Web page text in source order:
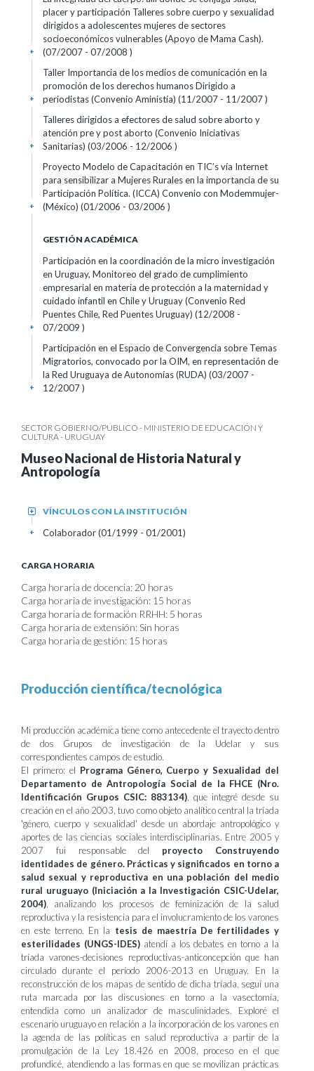
placer y participación Talleres sobre cuerpo y sexualidad
dirigidos a adolescentes mujeres de sectores
socioeconómicos vulnerables (Apoyo de Mama Cash).
(07/2007 - 07/2008 )
+
Taller Importancia de los medios de comunicación en la
promoción de los derechos humanos Dirigido a
periodistas (Convenio Aministía) (11/2007 - 11/2007 )
+
Talleres dirigidos a efectores de salud sobre aborto y
atención pre y post aborto (Convenio Iniciativas
Sanitarias) (03/2006 - 12/2006 )
+
Proyecto Modelo de Capacitación en TIC’s vía Internet
para sensibilizar a Mujeres Rurales en la importancia de su
Participación Política. (ICCA) Convenio con Modemmujer-
(México) (01/2006 - 03/2006 )
+
GESTIÓN ACADÉMICA
Participación en la coordinación de la micro investigación
en Uruguay, Monitoreo del grado de cumplimiento
empresarial en materia de protección a la maternidad y
cuidado infantil en Chile y Uruguay (Convenio Red
Puentes Chile, Red Puentes Uruguay) (12/2008 -
07/2009 )
+
Participación en el Espacio de Convergencia sobre Temas
Migratorios, convocado por la OIM, en representación de
la Red Uruguaya de Autonomías (RUDA) (03/2007 -
12/2007 )
+
SECTOR GOBIERNO/PÚBLICO - MINISTERIO DE EDUCACIÓN Y
CULTURA - URUGUAY
Museo Nacional de Historia Natural y
Antropología
VÍNCULOS CON LA INSTITUCIÓN
+
Colaborador (01/1999 - 01/2001)
+
CARGA HORARIA
Carga horaria de docencia: 20 horas
Carga horaria de investigación: 15 horas
Carga horaria de formación RRHH: 5 horas
Carga horaria de extensión: Sin horas
Carga horaria de gestión: 15 horas
Producción científica/tecnológica
Mi producción académica tiene como antecedente el trayecto dentro
de dos Grupos de investigación de la Udelar y sus
correspondientes campos de estudio.
El primero: el Programa Género, Cuerpo y Sexualidad del
Departamento de Antropología Social de la FHCE (Nro.
Identificación Grupos CSIC: 883134) , que integré desde su
creación en el año 2003, tuvo como objeto analítico central la tríada
'género, cuerpo y sexualidad' desde un abordaje antropológico y
aportes de las ciencias sociales interdisciplinarias. Entre 2005 y
2007 fui responsable del proyecto Construyendo
identidades de género. Prácticas y significados en torno a
salud sexual y reproductiva en una población del medio
rural uruguayo (Iniciación a la Investigación CSIC-Udelar,
2004) , analizando los procesos de feminización de la salud
reproductiva y la resistencia para el involucramiento de los varones
en este terreno. En la tesis de maestría De fertilidades y
esterilidades (UNGS-IDES) atendí a los debates en torno a la
tríada varones-decisiones reproductivas-anticoncepción que han
circulado durante el período 2006-2013 en Uruguay. En la
reconstrucción de los mapas de sentido de dicha tríada, seguí una
ruta marcada por las discusiones en torno a la vasectomía,
entendida como un analizador de masculinidades. Exploré el
escenario uruguayo en relación a la incorporación de los varones en
la agenda de las políticas en salud reproductiva a partir de la
promulgación de la Ley 18.426 en 2008, proceso en el que
profundicé, atendiendo a las formas en que se movilizan prácticas